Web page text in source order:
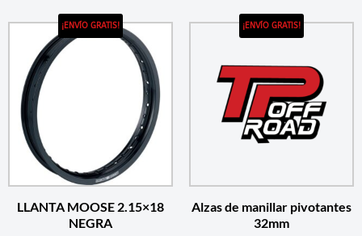
¡ENVÍO GRATIS!
LLANTA MOOSE 2.15×18
NEGRA
¡ENVÍO GRATIS!
Alzas de manillar pivotantes
32mm